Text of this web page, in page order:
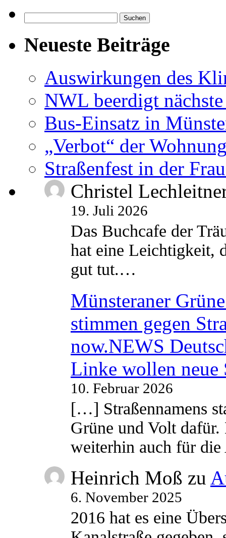
nach:
Neueste Beiträge
Auswirkungen des
NWL beerdigt
Bus-Einsatz in
„Verbot“ der
Straßenfest in der
Christel
19. Juli 2026
Das Buchcafe der
hat eine Leichtigkeit,
gut tut.…
Münsteraner
stimmen gegen
now.NEWS
Linke wollen neue
10. Februar 2026
[…] Straßennamens
Grüne und Volt
weiterhin auch für
Heinrich Moß zu
6. November 2025
2016 hat es eine